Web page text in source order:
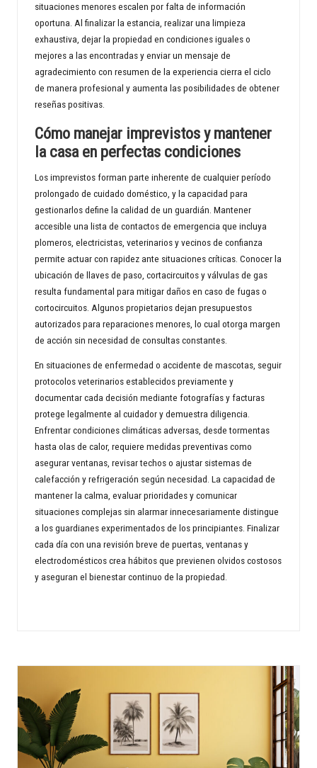
situaciones menores escalen por falta de información
oportuna. Al finalizar la estancia, realizar una limpieza
exhaustiva, dejar la propiedad en condiciones iguales o
mejores a las encontradas y enviar un mensaje de
agradecimiento con resumen de la experiencia cierra el ciclo
de manera profesional y aumenta las posibilidades de obtener
reseñas positivas.
Cómo manejar imprevistos y mantener
la casa en perfectas condiciones
Los imprevistos forman parte inherente de cualquier período
prolongado de cuidado doméstico, y la capacidad para
gestionarlos define la calidad de un guardián. Mantener
accesible una lista de contactos de emergencia que incluya
plomeros, electricistas, veterinarios y vecinos de confianza
permite actuar con rapidez ante situaciones críticas. Conocer la
ubicación de llaves de paso, cortacircuitos y válvulas de gas
resulta fundamental para mitigar daños en caso de fugas o
cortocircuitos. Algunos propietarios dejan presupuestos
autorizados para reparaciones menores, lo cual otorga margen
de acción sin necesidad de consultas constantes.
En situaciones de enfermedad o accidente de mascotas, seguir
protocolos veterinarios establecidos previamente y
documentar cada decisión mediante fotografías y facturas
protege legalmente al cuidador y demuestra diligencia.
Enfrentar condiciones climáticas adversas, desde tormentas
hasta olas de calor, requiere medidas preventivas como
asegurar ventanas, revisar techos o ajustar sistemas de
calefacción y refrigeración según necesidad. La capacidad de
mantener la calma, evaluar prioridades y comunicar
situaciones complejas sin alarmar innecesariamente distingue
a los guardianes experimentados de los principiantes. Finalizar
cada día con una revisión breve de puertas, ventanas y
electrodomésticos crea hábitos que previenen olvidos costosos
y aseguran el bienestar continuo de la propiedad.